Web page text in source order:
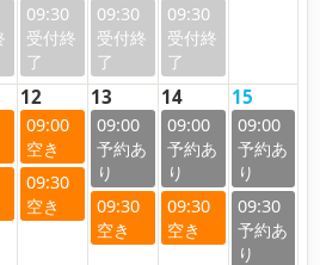
09:30 09:30 09:30
12
09:00
09:30
13
09:00
09:30
14
09:00
09:30
15
09:00
09:30